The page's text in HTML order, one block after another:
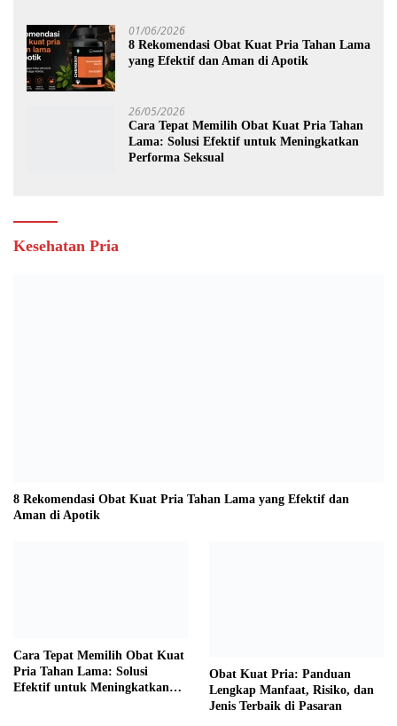
01/06/2026
8 Rekomendasi Obat Kuat Pria Tahan Lama
yang Efektif dan Aman di Apotik
26/05/2026
Cara Tepat Memilih Obat Kuat Pria Tahan
Lama: Solusi Efektif untuk Meningkatkan
Performa Seksual
Kesehatan Pria
8 Rekomendasi Obat Kuat Pria Tahan Lama yang Efektif dan
Aman di Apotik
Cara Tepat Memilih Obat Kuat
Pria Tahan Lama: Solusi
Efektif untuk Meningkatkan
Obat Kuat Pria: Panduan
Lengkap Manfaat, Risiko, dan
Jenis Terbaik di Pasaran